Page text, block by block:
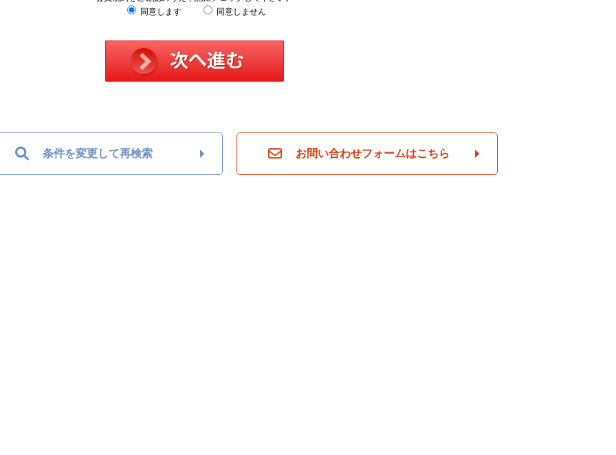
同意します
同意しません
条件を変更して再検索 お問い合わせフォームはこちら